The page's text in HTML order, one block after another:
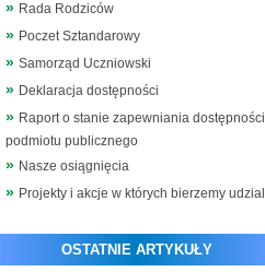
Rada Rodziców
Poczet Sztandarowy
Samorząd Uczniowski
Deklaracja dostępności
Raport o stanie zapewniania dostępności
podmiotu publicznego
Nasze osiągnięcia
Projekty i akcje w których bierzemy udzial
OSTATNIE ARTYKUŁY